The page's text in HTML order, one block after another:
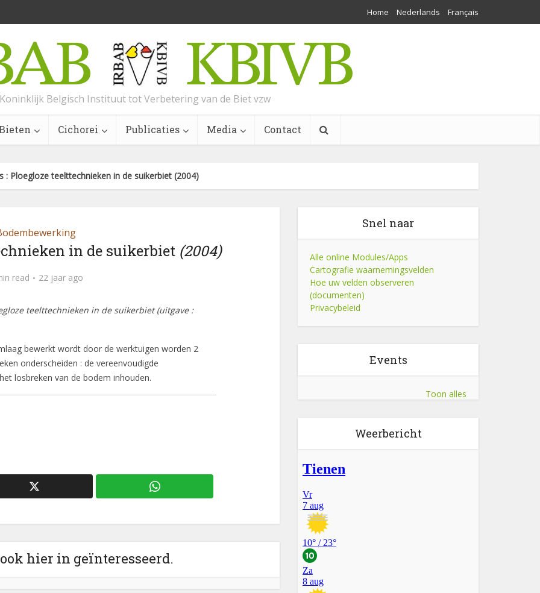
Home Nederlands Français
Koninklijk Belgisch Instituut tot Verbetering van de Biet vzw
Cichorei Publicaties Media Contact
: Ploegloze teelttechnieken in de suikerbiet (2004)
in de suikerbiet (2004)
read 22 jaar ago
teelttechnieken in de suikerbiet (uitgave :
bewerkt wordt door de werktuigen worden 2
onderscheiden : de vereenvoudigde
losbreken van de bodem inhouden.
hier in geïnteresseerd.
Snel naar
Alle online Modules/Apps
Cartografie waarnemingsvelden
Hoe uw velden observeren
(documenten)
Privacybeleid
Events
Toon alles
Weerbericht